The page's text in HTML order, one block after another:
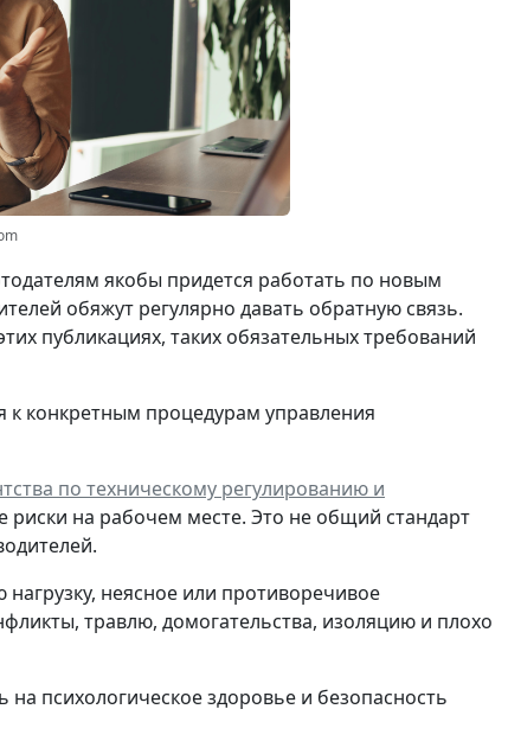
якобы придется работать по новым
обяжут регулярно давать обратную связь.
публикациях, таких обязательных требований
конкретным процедурам управления
по техническому регулированию и
риски на рабочем месте. Это не общий стандарт
неясное или противоречивое
травлю, домогательства, изоляцию и плохо
психологическое здоровье и безопасность